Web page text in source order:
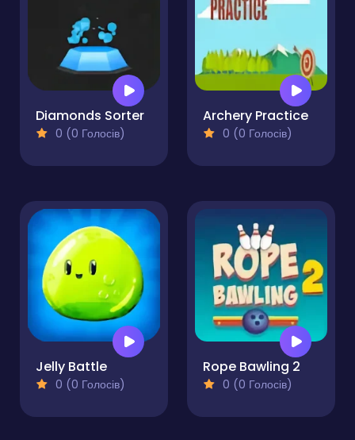
Diamonds Sorter
0 (0 Голосів)
Archery Practice
0 (0 Голосів)
Jelly Battle
0 (0 Голосів)
Rope Bawling 2
0 (0 Голосів)